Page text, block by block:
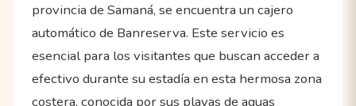
provincia de Samaná, se encuentra un cajero
automático de Banreserva. Este servicio es
esencial para los visitantes que buscan acceder a
efectivo durante su estadía en esta hermosa zona
costera, conocida por sus playas de aguas